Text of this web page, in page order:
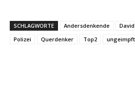
SCHLAGWORTE Andersdenkende
Polizei
Querdenker Top2 ungeimpft